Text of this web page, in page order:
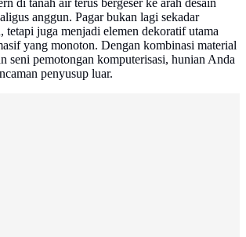
di tanah air terus bergeser ke arah desain
anggun. Pagar bukan lagi sekadar
tetapi juga menjadi elemen dekoratif utama
yang monoton. Dengan kombinasi material
seni pemotongan komputerisasi, hunian Anda
penyusup luar.